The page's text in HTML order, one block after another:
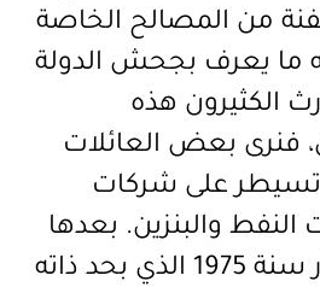
من المصالح الخاصة
ما يعرف بجحش الدولة
ورث الكثيرون هذه
فنرى بعض العائلات
تسيطر على شركات
والبنزين. بعدها
جاء توقيف القطار سنة 1975 الذي بحد ذاته